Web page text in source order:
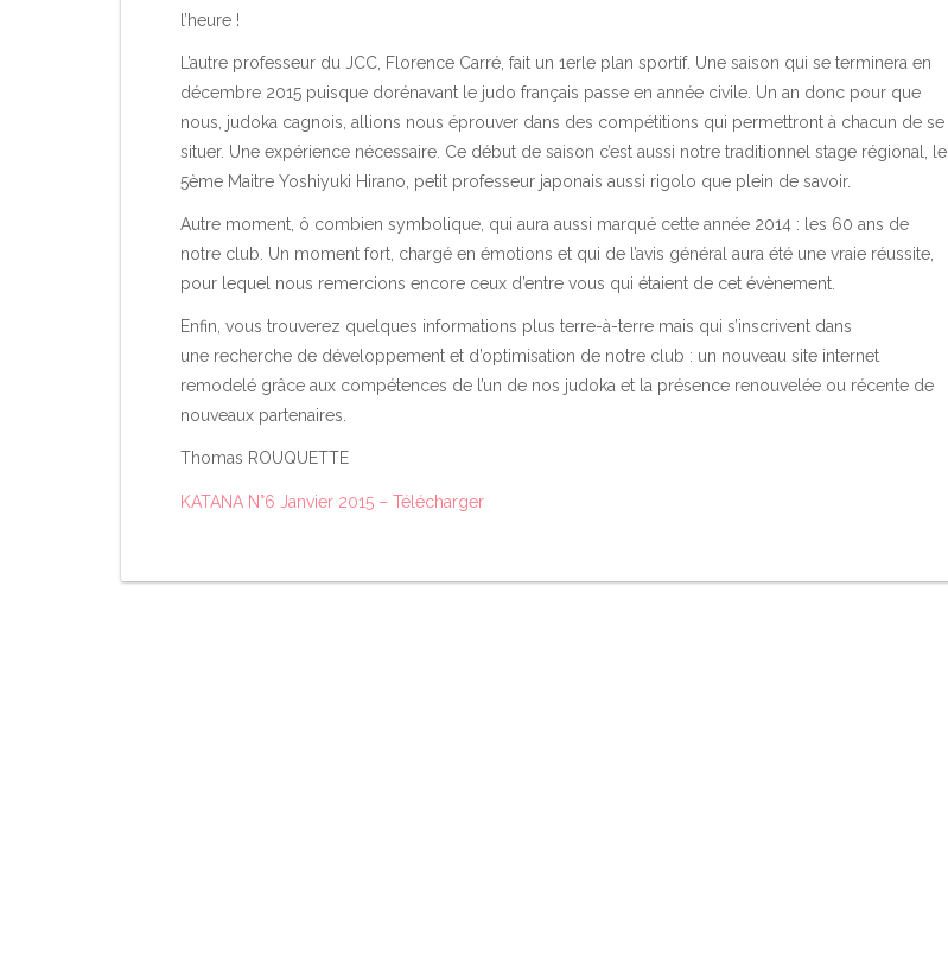
l’heure !
L’autre professeur du JCC, Florence Carré, fait un 1erle plan sportif. Une saison qui se terminera en
décembre 2015 puisque dorénavant le judo français passe en année civile. Un an donc pour que
nous, judoka cagnois, allions nous éprouver dans des compétitions qui permettront à chacun de se
situer. Une expérience nécessaire. Ce début de saison c’est aussi notre traditionnel stage régional, le
5ème Maitre Yoshiyuki Hirano, petit professeur japonais aussi rigolo que plein de savoir.
Autre moment, ô combien symbolique, qui aura aussi marqué cette année 2014 : les 60 ans de
notre club. Un moment fort, chargé en émotions et qui de l’avis général aura été une vraie réussite,
pour lequel nous remercions encore ceux d’entre vous qui étaient de cet évènement.
Enfin, vous trouverez quelques informations plus terre-à-terre mais qui s’inscrivent dans
une recherche de développement et d’optimisation de notre club : un nouveau site internet
remodelé grâce aux compétences de l’un de nos judoka et la présence renouvelée ou récente de
nouveaux partenaires.
Thomas ROUQUETTE
KATANA N°6 Janvier 2015 – Télécharger